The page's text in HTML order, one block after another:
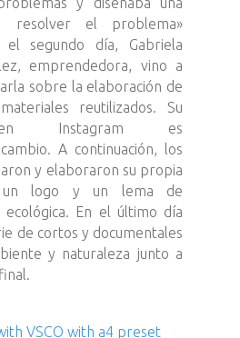
resolver el problema»
el segundo día, Gabriela
emprendedora, vino a
sobre la elaboración de
reutilizados. Su
Instagram es
A continuación, los
y elaboraron su propia
un logo y un lema de
ecológica. En el último día
de cortos y documentales
y naturaleza junto a